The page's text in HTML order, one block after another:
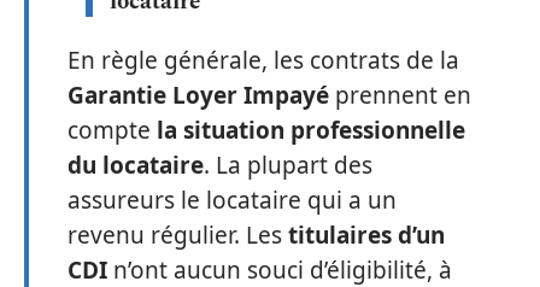
En règle générale, les contrats de la
Garantie Loyer Impayé prennent en
compte la situation professionnelle
du locataire. La plupart des
assureurs le locataire qui a un
revenu régulier. Lestitulaires d’un
CDI n’ont aucun souci d’éligibilité, à